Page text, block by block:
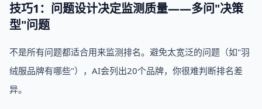
技巧1：问题设计决定监测质量——多问"决策
型"问题
不是所有问题都适合用来监测排名。避免太宽泛的问题（如"羽
绒服品牌有哪些"），AI会列出20个品牌，你很难判断排名差
异。